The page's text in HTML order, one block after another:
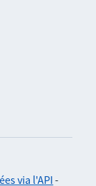
via l'API -